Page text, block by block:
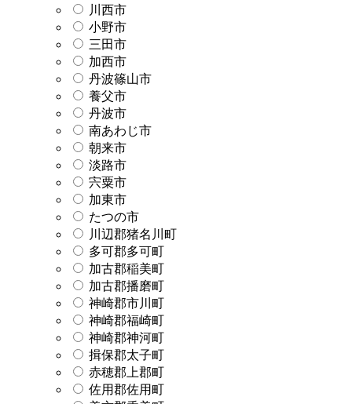
川西市
小野市
三田市
加西市
丹波篠山市
養父市
丹波市
南あわじ市
朝来市
淡路市
宍粟市
加東市
たつの市
川辺郡猪名川町
多可郡多可町
加古郡稲美町
加古郡播磨町
神崎郡市川町
神崎郡福崎町
神崎郡神河町
揖保郡太子町
赤穂郡上郡町
佐用郡佐用町